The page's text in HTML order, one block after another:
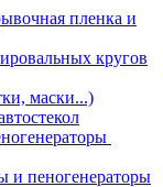
пленка и
кругов
маски...)
и пеногенераторы